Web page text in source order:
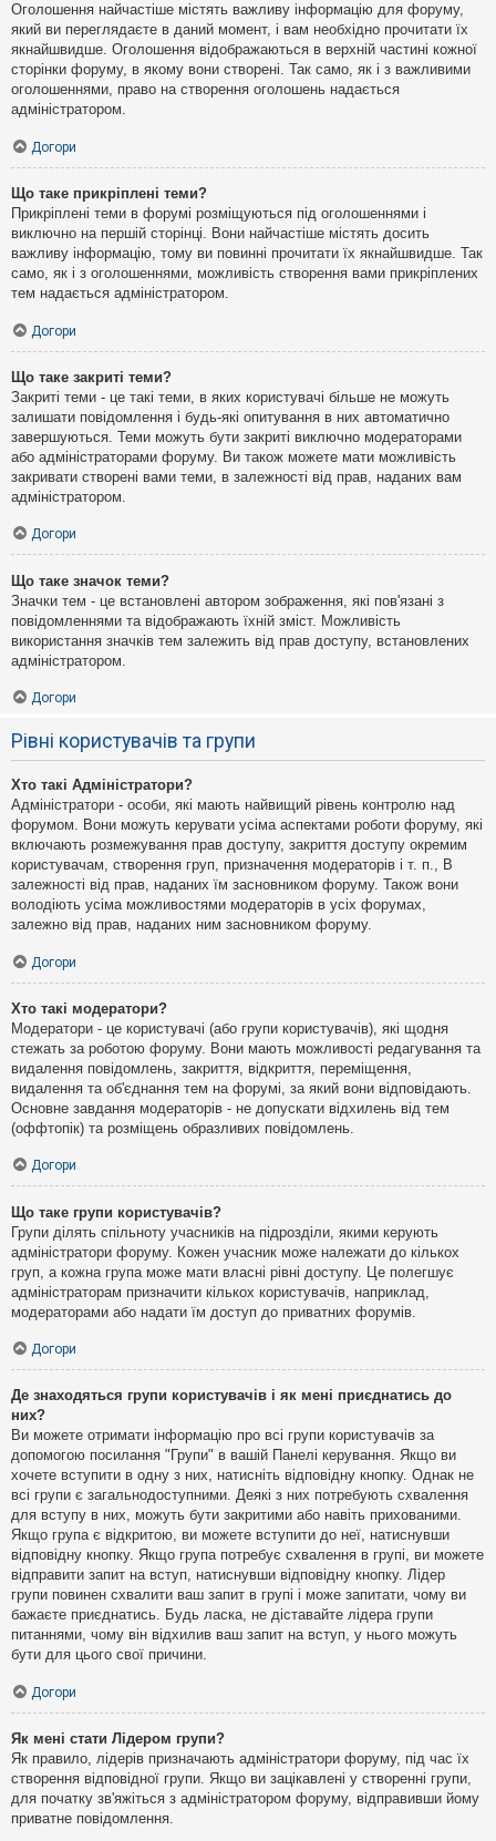
Оголошення найчастіше містять важливу інформацію для форуму,
який ви переглядаєте в даний момент, і вам необхідно прочитати їх
якнайшвидше. Оголошення відображаються в верхній частині кожної
сторінки форуму, в якому вони створені. Так само, як і з важливими
оголошеннями, право на створення оголошень надається
адміністратором.
Догори
Що таке прикріплені теми?
Прикріплені теми в форумі розміщуються під оголошеннями і
виключно на першій сторінці. Вони найчастіше містять досить
важливу інформацію, тому ви повинні прочитати їх якнайшвидше. Так
само, як і з оголошеннями, можливість створення вами прикріплених
тем надається адміністратором.
Догори
Що таке закриті теми?
Закриті теми - це такі теми, в яких користувачі більше не можуть
залишати повідомлення і будь-які опитування в них автоматично
завершуються. Теми можуть бути закриті виключно модераторами
або адміністраторами форуму. Ви також можете мати можливість
закривати створені вами теми, в залежності від прав, наданих вам
адміністратором.
Догори
Що таке значок теми?
Значки тем - це встановлені автором зображення, які пов'язані з
повідомленнями та відображають їхній зміст. Можливість
використання значків тем залежить від прав доступу, встановлених
адміністратором.
Догори
Рівні користувачів та групи
Хто такі Адміністратори?
Адміністратори - особи, які мають найвищий рівень контролю над
форумом. Вони можуть керувати усіма аспектами роботи форуму, які
включають розмежування прав доступу, закриття доступу окремим
користувачам, створення груп, призначення модераторів і т. п., В
залежності від прав, наданих їм засновником форуму. Також вони
володіють усіма можливостями модераторів в усіх форумах,
залежно від прав, наданих ним засновником форуму.
Догори
Хто такі модератори?
Модератори - це користувачі (або групи користувачів), які щодня
стежать за роботою форуму. Вони мають можливості редагування та
видалення повідомлень, закриття, відкриття, переміщення,
видалення та об'єднання тем на форумі, за який вони відповідають.
Основне завдання модераторів - не допускати відхилень від тем
(оффтопік) та розміщень образливих повідомлень.
Догори
Що таке групи користувачів?
Групи ділять спільноту учасників на підрозділи, якими керують
адміністратори форуму. Кожен учасник може належати до кількох
груп, а кожна група може мати власні рівні доступу. Це полегшує
адміністраторам призначити кількох користувачів, наприклад,
модераторами або надати їм доступ до приватних форумів.
Догори
Де знаходяться групи користувачів і як мені приєднатись до
них?
Ви можете отримати інформацію про всі групи користувачів за
допомогою посилання "Групи" в вашій Панелі керування. Якщо ви
хочете вступити в одну з них, натисніть відповідну кнопку. Однак не
всі групи є загальнодоступними. Деякі з них потребують схвалення
для вступу в них, можуть бути закритими або навіть прихованими.
Якщо група є відкритою, ви можете вступити до неї, натиснувши
відповідну кнопку. Якщо група потребує схвалення в групі, ви можете
відправити запит на вступ, натиснувши відповідну кнопку. Лідер
групи повинен схвалити ваш запит в групі і може запитати, чому ви
бажаєте приєднатись. Будь ласка, не діставайте лідера групи
питаннями, чому він відхилив ваш запит на вступ, у нього можуть
бути для цього свої причини.
Догори
Як мені стати Лідером групи?
Як правило, лідерів призначають адміністратори форуму, під час їх
створення відповідної групи. Якщо ви зацікавлені у створенні групи,
для початку зв'яжіться з адміністратором форуму, відправивши йому
приватне повідомлення.